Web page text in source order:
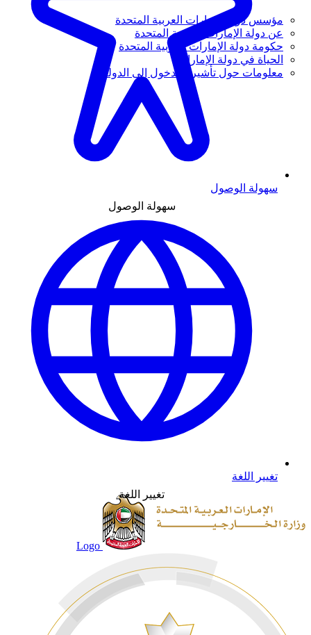
مؤسس دولة الإمارات العربية المتحدة
عن دولة الإمارات العربية المتحدة
حكومة دولة الإمارات العربية المتحدة
الحياة في دولة الإمارات
معلومات حول تأشيرة الدخول إلى الدولة
سهولة الوصول
سهولة الوصول
تغيير اللغة
تغيير اللغة
Logo